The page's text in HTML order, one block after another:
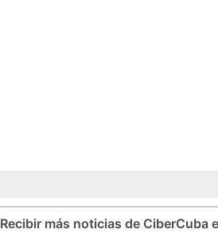
Recibir más noticias de CiberCuba